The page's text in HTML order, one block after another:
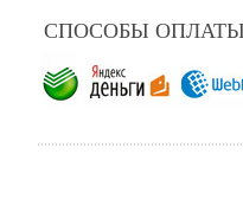
СПОСОБЫ ОПЛАТЫ